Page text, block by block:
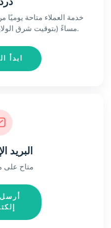
مساءً (بتوقيت شرق الولايات المتحدة) عبر الدردشة.
ابدأ
البريد
متاح على
أرسل